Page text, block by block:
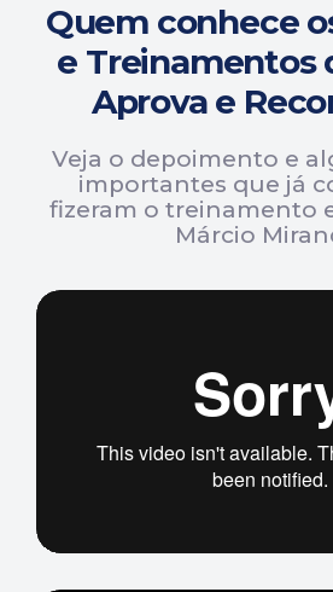
Quem conhece
e Treinamentos
Aprova e
Veja o depoimento e
importantes que já
fizeram o treinamento
Márcio